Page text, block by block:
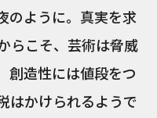
ように。真実を求
らこそ、芸術は脅威
創造性には値段をつ
はかけられるようで